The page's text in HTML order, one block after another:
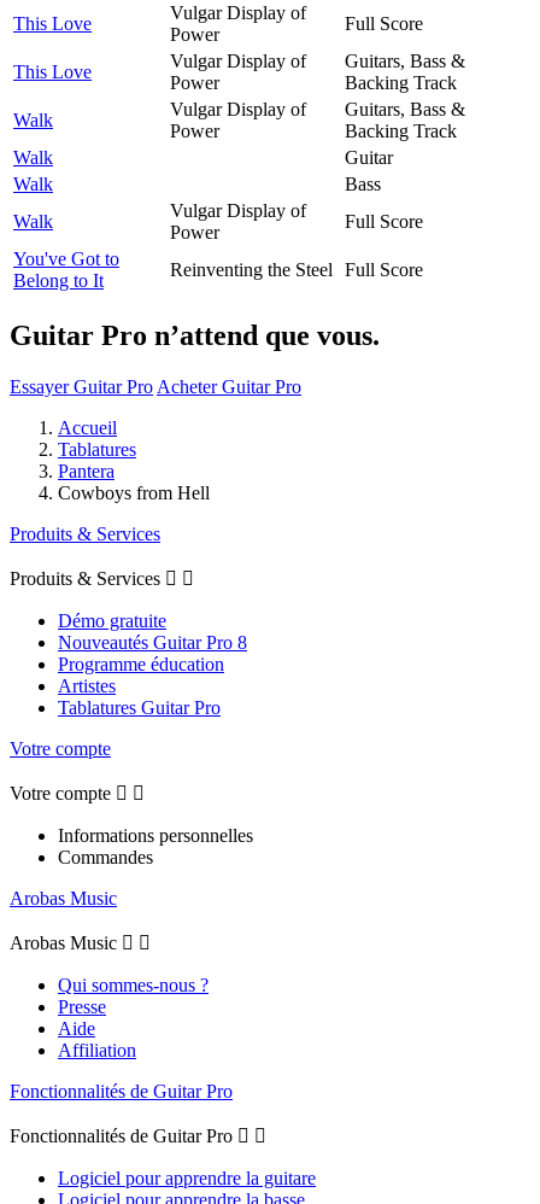
This Love
Vulgar Display of
Power
Full Score
This Love
Vulgar Display of
Power
Guitars, Bass &
Backing Track
Walk
Vulgar Display of
Power
Guitars, Bass &
Backing Track
Walk
Guitar
Walk
Bass
Walk
Vulgar Display of
Power
Full Score
You've Got to
Belong to It
Reinventing the Steel Full Score
Guitar Pro n’attend que vous.
Essayer Guitar Pro Acheter Guitar Pro
Accueil
Tablatures
Pantera
Cowboys from Hell
Produits & Services
Produits & Services  
Démo gratuite
Nouveautés Guitar Pro 8
Programme éducation
Artistes
Tablatures Guitar Pro
Votre compte
Votre compte  
Informations personnelles
Commandes
Arobas Music
Arobas Music  
Qui sommes-nous ?
Presse
Aide
Affiliation
Fonctionnalités de Guitar Pro
Fonctionnalités de Guitar Pro  
Logiciel pour apprendre la guitare
Logiciel pour apprendre la basse